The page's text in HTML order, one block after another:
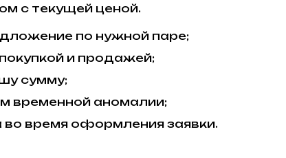
с текущей ценой.
по нужной паре;
и продажей;
сумму;
временной аномалии;
во время оформления заявки.